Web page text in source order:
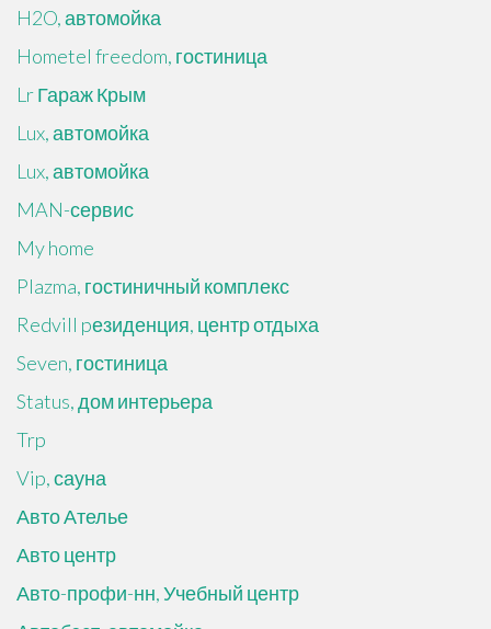
H2O, автомойка
Hometel freedom, гостиница
Lr Гараж Крым
Lux, автомойка
Lux, автомойка
MAN-сервис
My home
Plazma, гостиничный комплекс
Redvill pезиденция, центр отдыха
Seven, гостиница
Status, дом интерьера
Trp
Vip, сауна
Авто Ателье
Авто центр
Авто-профи-нн, Учебный центр